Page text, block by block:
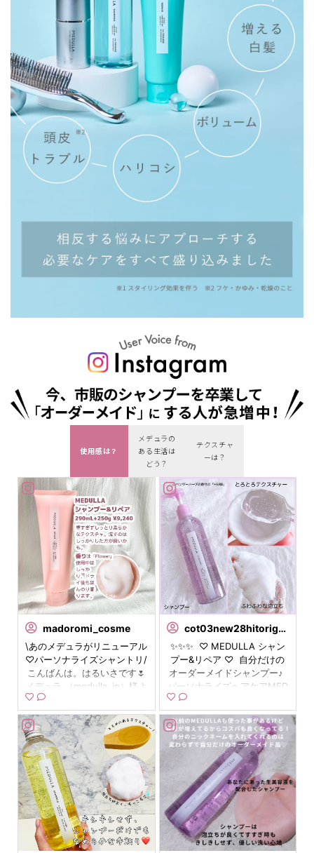
使用感は？
メデュラの
ある生活は
どう？
テクスチャ
ーは？
mika_____akim
. 特別感たっぷり‼︎パーソナラ
イズシャンプー🧴 . . medulla
_jp ✔︎MEDULLA シャンプー&
リペア . . 約7万通りの組み合
わせの中から 自分に合うよう
にカスタマイズして作ってく
れる オーダーメイドシャンプ
ーです✨ . . シンプルでオシャ
レなボトルには 名前入りのラ
ベルが印刷されていて 特別感
たっぷり👏🥺♡ . . 最近リニ
ューアルされていて エイジン
グケア ※にも対応👌🎶 ※年齢
に対応したケアのこと . . 香
水シャンプーと言われるだけ
あって 香りがまたとっても良
moeko.aikawa
最近ヘアケアがんばってる！
♡ (medulla_jp )様からヘア
ケアセットいただきました🤍
✨ ホームケア充実させるだけ
でツヤツヤさ全然違う〜！ #
medulla #メデュラ #オーダ
ーメイドシャンプー #パーソ
ナライズシャンプー #pr
madoromi_cosme
\あのメデュラがリニューアル
♡パーソナライズシャントリ/
こんばんは。はるいさです🌷
メデュラ （medulla_jp）様よ
り、リニューアルしたシャン
プー&トリートメントをモニ
ターさせていただきました。
♡ MEDULLA シャンプー&リ
ペア ☑︎どんなアイテム？ ・
パーソナライズヘアケア「M
EDULLA」 のシャンプー&リ
ペアがリニューアル ・香りは
選べる5種に ・290mL+250g
¥9,240 今回はパーソナライ
ズされたものではなく、香り
も含めランダムで頂きまし
cot03new28hitorigoto
✨✨✨ ⁡ ♡ MEDULLA シャン
プー&リペア ♡ ⁡ 自分だけの
オーダーメイドシャンプー♪ ⁡
パーソナライズヘアケアMED
ULLAが 「診断と相談でつく
りあげる、 あなた専用のヘア
ケアプログラム」として リニ
ューアルしました♪ ⁡ 商品から
WEBサイトまでを 全面リニ
ューアルしたそうです。 ボト
ルもパッケージデザインも よ
りスタイリッシュになりまし
たね。 ⁡ MEDULLAのWEBサ
イトで質問に答えるだけで 約
７万通りの組み合わせから自
分にぴったりの処方を 導き出